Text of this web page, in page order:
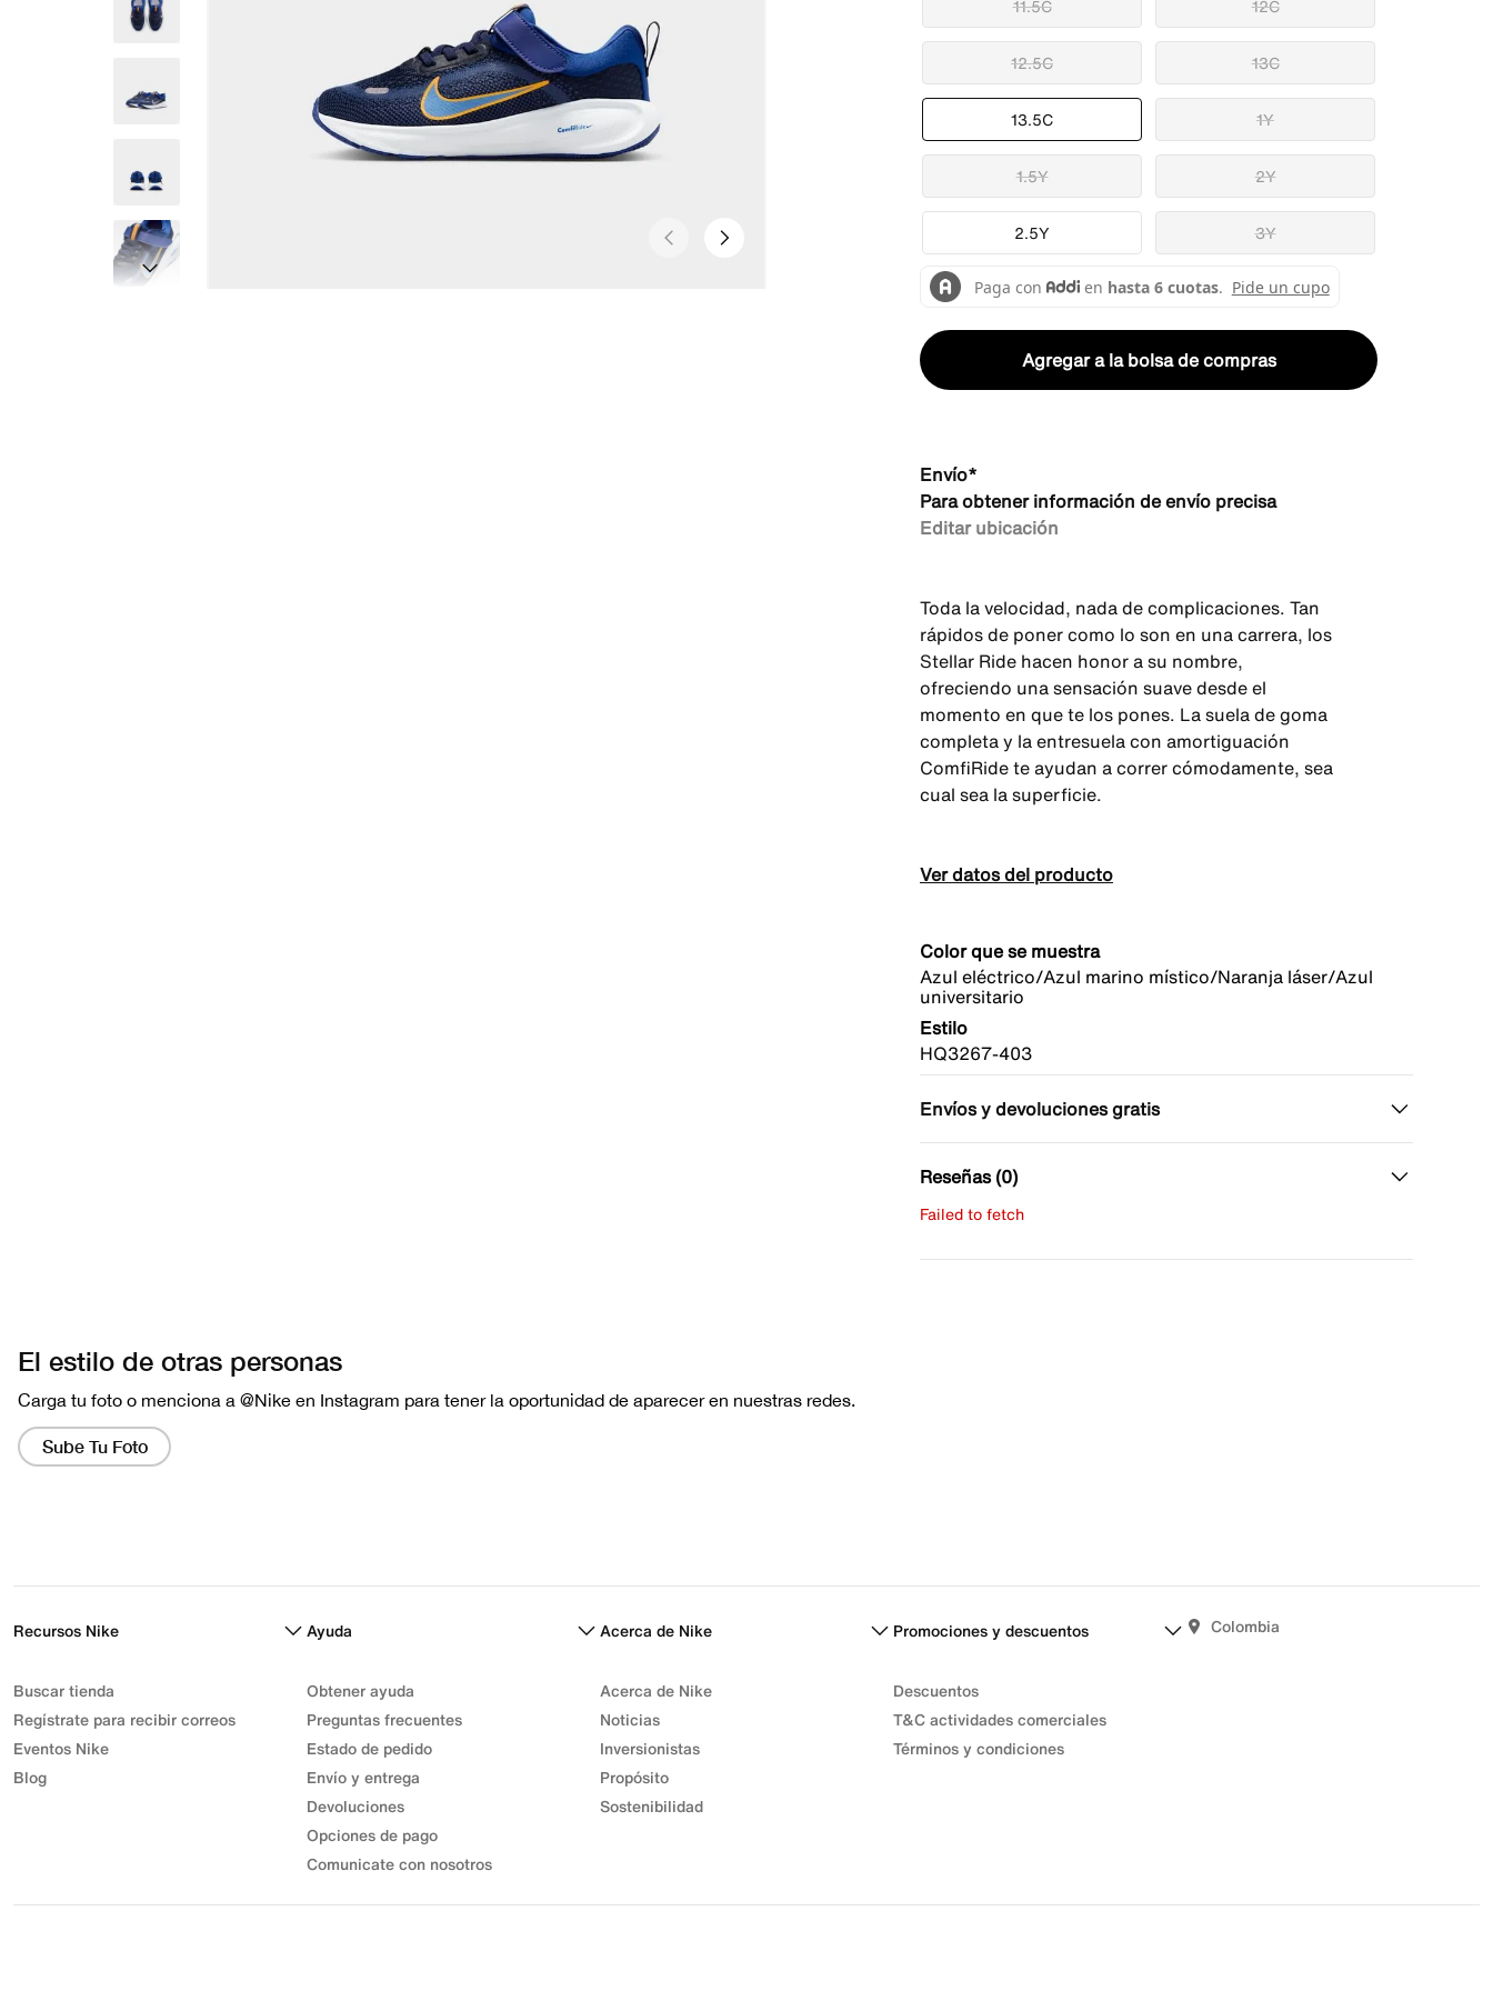
11.5C 12C
12.5C 13C
13.5C 1Y
1.5Y 2Y
2.5Y 3Y
Agregar a la bolsa de compras
Envío*
Para obtener información de envío precisa
Editar ubicación
Toda la velocidad, nada de complicaciones. Tan
rápidos de poner como lo son en una carrera, los
Stellar Ride hacen honor a su nombre,
ofreciendo una sensación suave desde el
momento en que te los pones. La suela de goma
completa y la entresuela con amortiguación
ComfiRide te ayudan a correr cómodamente, sea
cual sea la superficie.
Ver datos del producto
Color que se muestra
Azul eléctrico/Azul marino místico/Naranja láser/Azul
universitario
Estilo
HQ3267-403
Envíos y devoluciones gratis
Reseñas (0)
Failed to fetch
Recursos Nike
Buscar tienda
Regístrate para recibir correos
Eventos Nike
Blog
Ayuda
Obtener ayuda
Preguntas frecuentes
Estado de pedido
Envío y entrega
Devoluciones
Opciones de pago
Comunicate con nosotros
Acerca de Nike
Acerca de Nike
Noticias
Inversionistas
Propósito
Sostenibilidad
Promociones y descuentos
Descuentos
T&C actividades comerciales
Términos y condiciones
Colombia